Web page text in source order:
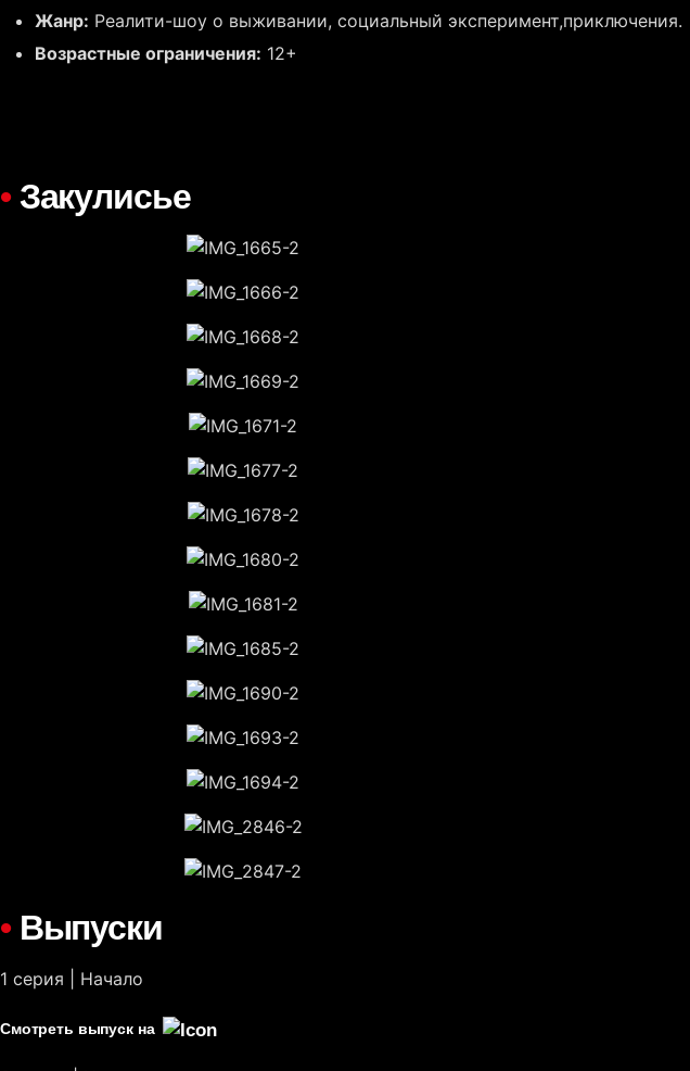
Жанр: Реалити-шоу о выживании, социальный эксперимент,приключения.
Возрастные ограничения: 12+
•Закулисье
•Выпуски
1 серия | Начало
Смотреть выпуск на